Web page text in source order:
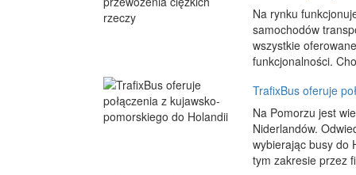
Na rynku
samochodów
wszystkie
funkcjonalności.
TrafixBus oferuje
Na Pomorzu jest
Niderlandów.
wybierając busy do
tym zakresie przez